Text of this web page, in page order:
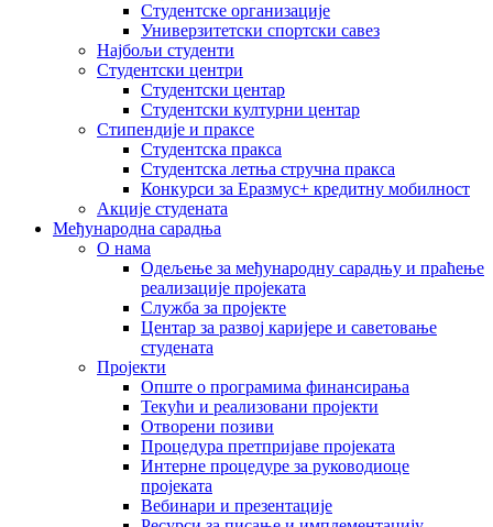
Студентске организације
Универзитетски спортски савез
Најбољи студенти
Студентски центри
Студентски центар
Студентски културни центар
Стипендије и праксе
Студентска пракса
Студентска летња стручна пракса
Конкурси за Еразмус+ кредитну мобилност
Акције студената
Међународна сарадња
О нама
Одељење за међународну сарадњу и праћење
реализације пројеката
Служба за пројекте
Центар за развој каријере и саветовање
студената
Пројекти
Опште о програмима финансирања
Текући и реализовани пројекти
Отворени позиви
Процедура претпријаве пројеката
Интерне процедуре за руководиоце
пројеката
Вебинари и презентације